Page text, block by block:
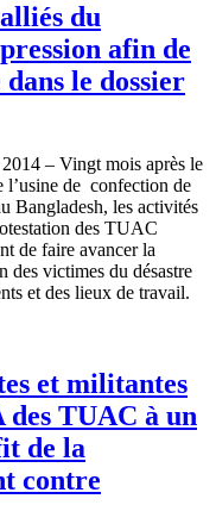
du
afin de
le dossier
– Vingt mois après le
l’usine de confection de
Bangladesh, les activités
des TUAC
de faire avancer la
des victimes du désastre
et des lieux de travail.
et militantes
des TUAC à un
de la
contre